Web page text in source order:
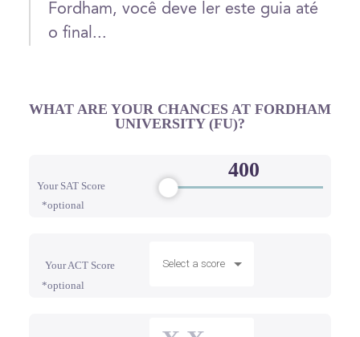
Fordham, você deve ler este guia até
o final...
WHAT ARE YOUR CHANCES AT FORDHAM
UNIVERSITY (FU)?
Your SAT Score
*optional
Your ACT Score
*optional
Select a score